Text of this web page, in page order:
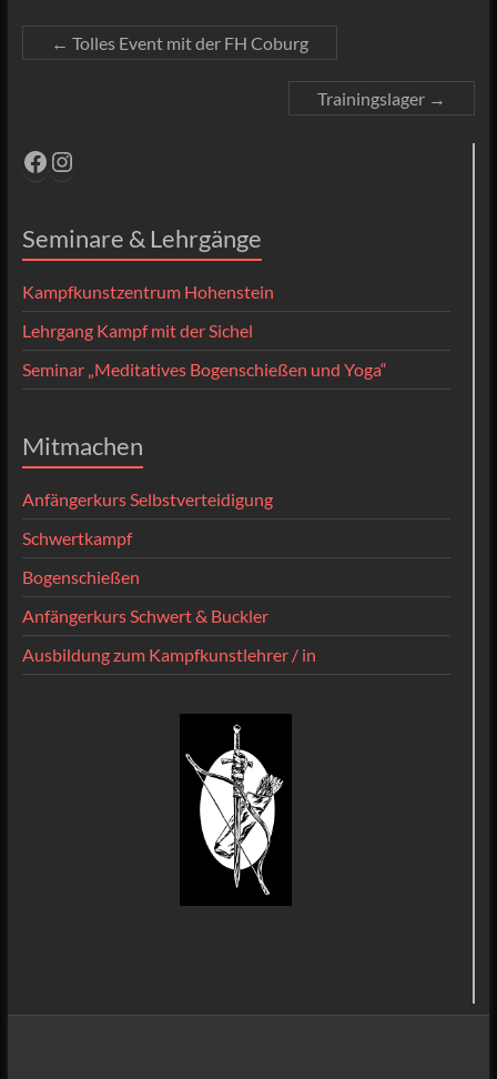
← Tolles Event mit der FH Coburg
Trainingslager →
Facebook
Instagram
Seminare & Lehrgänge
Kampfkunstzentrum Hohenstein
Lehrgang Kampf mit der Sichel
Seminar „Meditatives Bogenschießen und Yoga“
Mitmachen
Anfängerkurs Selbstverteidigung
Schwertkampf
Bogenschießen
Anfängerkurs Schwert & Buckler
Ausbildung zum Kampfkunstlehrer / in